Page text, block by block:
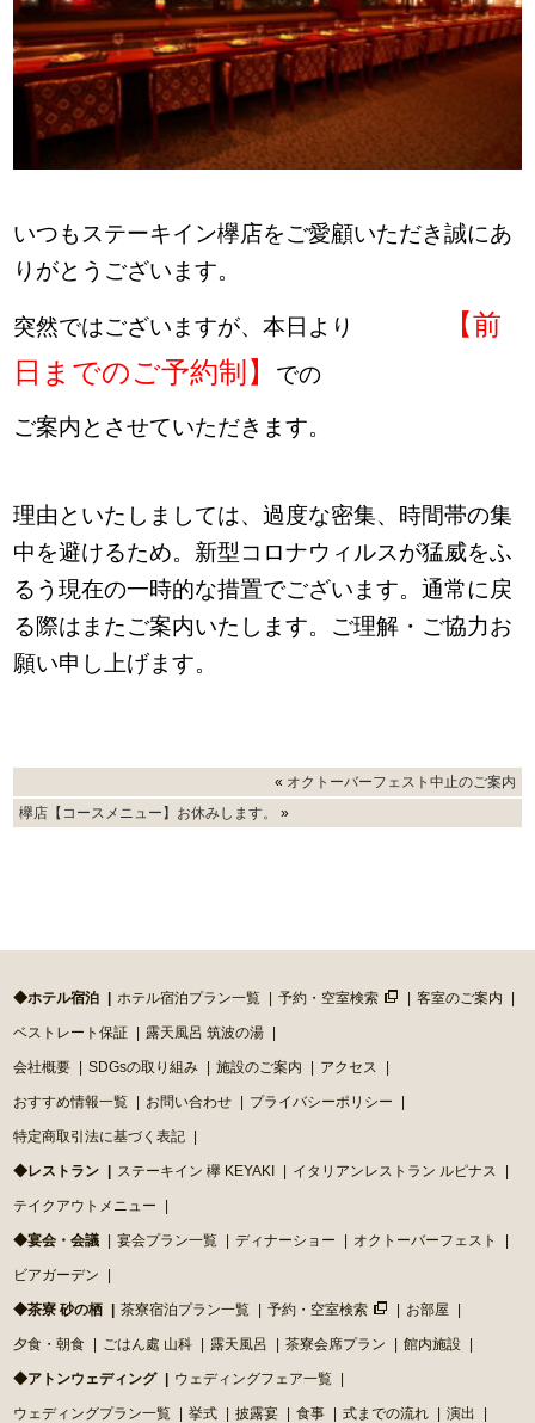
いつもステーキイン欅店をご愛顧いただき誠にあ
りがとうございます。
突然ではございますが、本日より
【前
日までのご予約制】
での
ご案内とさせていただきます。
理由といたしましては、過度な密集、時間帯の集
中を避けるため。新型コロナウィルスが猛威をふ
るう現在の一時的な措置でございます。通常に戻
る際はまたご案内いたします。ご理解・ご協力お
願い申し上げます。
« オクトーバーフェスト中止のご案内
欅店【コースメニュー】お休みします。
»
◆ホテル宿泊 ホテル宿泊プラン一覧 予約・空室検索 客室のご案内
ベストレート保証 露天風呂 筑波の湯
会社概要 SDGsの取り組み 施設のご案内 アクセス
おすすめ情報一覧 お問い合わせ プライバシーポリシー
特定商取引法に基づく表記
◆レストラン ステーキイン 欅 KEYAKI イタリアンレストラン ルピナス
テイクアウトメニュー
◆宴会・会議 宴会プラン一覧 ディナーショー オクトーバーフェスト
ビアガーデン
◆茶寮 砂の栖 茶寮宿泊プラン一覧 予約・空室検索 お部屋
夕食・朝食 ごはん處 山科 露天風呂 茶寮会席プラン 館内施設
◆アトンウェディング ウェディングフェア一覧
ウェディングプラン一覧 挙式 披露宴 食事 式までの流れ 演出